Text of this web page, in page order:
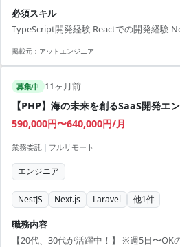
必須スキル
TypeScript開発経験 Reactでの開発経験
掲載元： アットエンジニア
募集中 11ヶ月前
【PHP】海の未来を創るSaaS開発エ
590,000円〜640,000円/月
業務委託 | フルリモート
エンジニア
NestJS Next.js Laravel 他1件
職務内容
【20代、30代が活躍中！】 ※週5日〜